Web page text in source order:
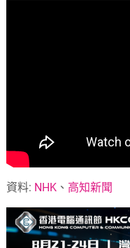
資料: NHK 、 高知新聞